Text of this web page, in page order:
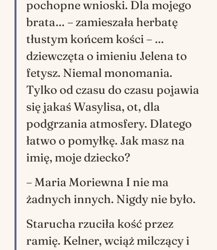
pochopne wnioski. Dla mojego
brata… – zamieszała herbatę
tłustym końcem kości – …
dziewczęta o imieniu Jelena to
fetysz. Niemal monomania.
Tylko od czasu do czasu pojawia
się jakaś Wasylisa, ot, dla
podgrzania atmosfery. Dlatego
łatwo o pomyłkę. Jak masz na
imię, moje dziecko?
– Maria Moriewna I nie ma
żadnych innych. Nigdy nie było.
Starucha rzuciła kość przez
ramię. Kelner, wciąż milczący i